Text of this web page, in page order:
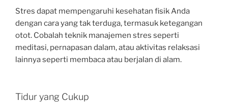
Stres dapat mempengaruhi kesehatan fisik Anda
dengan cara yang tak terduga, termasuk ketegangan
otot. Cobalah teknik manajemen stres seperti
meditasi, pernapasan dalam, atau aktivitas relaksasi
lainnya seperti membaca atau berjalan di alam.
Tidur yang Cukup